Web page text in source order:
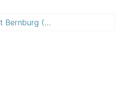
Das Amtsblatt der Stadt Bernburg (Saale)